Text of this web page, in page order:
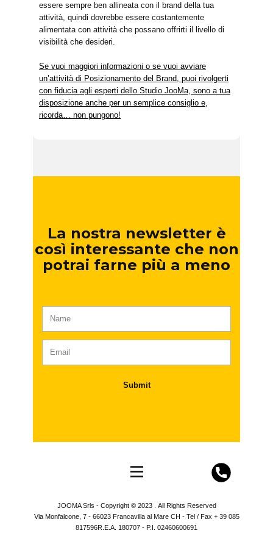
essere sempre ben allineata con il brand della tua
attività, quindi dovrebbe essere costantemente
alimentata con attività che possano offrirti il livello di
visibilità che desideri.
Se vuoi maggiori informazioni o se vuoi avviare
un’attività di Posizionamento del Brand, puoi rivolgerti
con fiducia agli esperti dello Studio JooMa, sono a tua
disposizione anche per un semplice consiglio e,
ricorda… non pungono!
La nostra newsletter è
così interessante che non
potrai farne più a meno
Submit
JOOMA Srls - Copyright © 2023 . All Rights Reserved
Via Monfalcone, 7 - 66023 Francavilla al Mare CH - Tel / Fax + 39 085
817596R.E.A. 180707 - P.I. 02460600691